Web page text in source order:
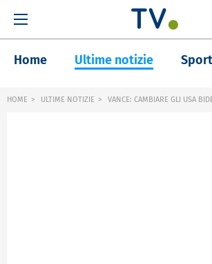
Home Ultime notizie Sport
HOME ULTIME NOTIZIE VANCE: CAMBIARE GLI USA